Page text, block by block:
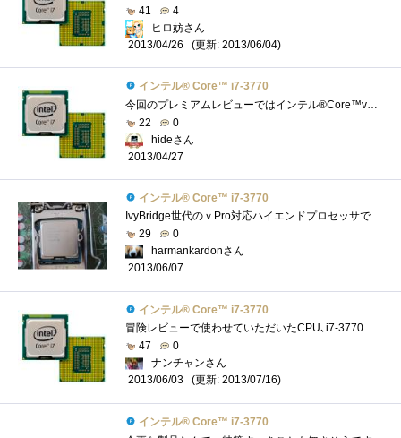
41
4
ヒロ妨さん
2013/04/26
(更新: 2013/06/04)
インテル® Core™ i7-3770
今回のプレミアムレビューではインテル®Core™vPro™のレビューと言うことで、まず自分では買わないであろう無印を手に入れました軽く見ていき�...
22
0
hideさん
2013/04/27
インテル® Core™ i7-3770
IvyBridge世代のｖPro対応ハイエンドプロセッサです．４コア/８スレッドで，iGPUとしてHD4000を内蔵しています．IvyBridge世代のハイエンドプロセッサは...
29
0
harmankardonさん
2013/06/07
インテル® Core™ i7-3770
冒険レビューで使わせていただいたCPU､i7-3770です｡これのK付きを持ってるので､レビューをするまでただの無印と思ってました｡スペック自体は...
47
0
ナンチャンさん
2013/06/03
(更新: 2013/07/16)
インテル® Core™ i7-3770